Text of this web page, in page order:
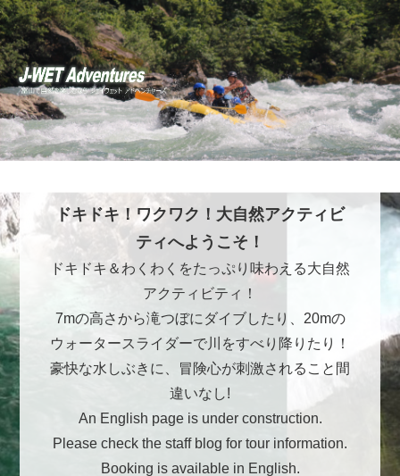
ドキドキ！ワクワク！大自然アクティビ
ティへようこそ！
ドキドキ＆わくわくをたっぷり味わえる大自然
アクティビティ！
7mの高さから滝つぼにダイブしたり、20mの
ウォータースライダーで川をすべり降りたり！
豪快な水しぶきに、冒険心が刺激されること間
違いなし!
An English page is under construction.
Please check the staff blog for tour information.
Booking is available in English.